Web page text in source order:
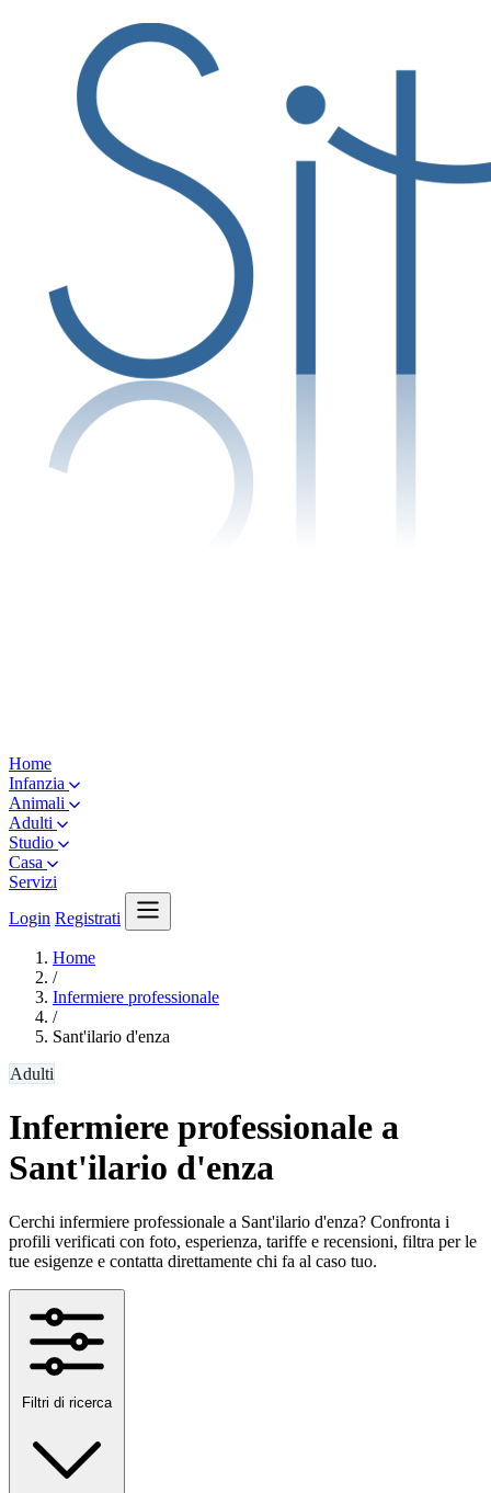
Home
Infanzia
Animali
Adulti
Studio
Casa
Servizi
Login Registrati
Home
/
Infermiere professionale
/
Sant'ilario d'enza
Adulti
Infermiere professionale a
Sant'ilario d'enza
Cerchi infermiere professionale a Sant'ilario d'enza? Confronta i
profili verificati con foto, esperienza, tariffe e recensioni, filtra per le
tue esigenze e contatta direttamente chi fa al caso tuo.
Filtri di ricerca